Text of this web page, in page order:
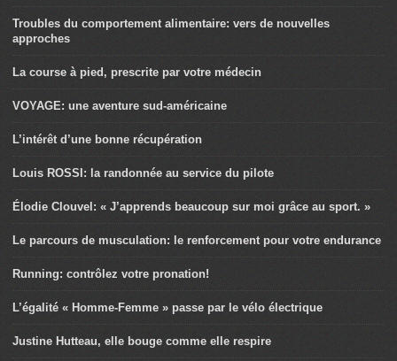
Troubles du comportement alimentaire: vers de nouvelles
approches
La course à pied, prescrite par votre médecin
VOYAGE: une aventure sud-américaine
L’intérêt d’une bonne récupération
Louis ROSSI: la randonnée au service du pilote
Élodie Clouvel: « J’apprends beaucoup sur moi grâce au sport. »
Le parcours de musculation: le renforcement pour votre endurance
Running: contrôlez votre pronation!
L’égalité « Homme-Femme » passe par le vélo électrique
Justine Hutteau, elle bouge comme elle respire